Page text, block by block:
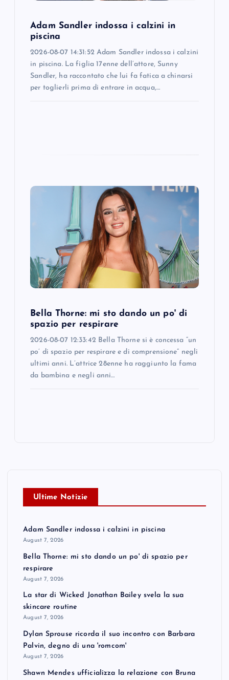
Adam Sandler indossa i calzini in
piscina
2026-08-07 14:31:52 Adam Sandler indossa i calzini
in piscina. La figlia 17enne dell’attore, Sunny
Sandler, ha raccontato che lui fa fatica a chinarsi
per toglierli prima di entrare in acqua,…
Bella Thorne: mi sto dando un po' di
spazio per respirare
2026-08-07 12:33:42 Bella Thorne si è concessa “un
po’ di spazio per respirare e di comprensione” negli
ultimi anni. L’attrice 28enne ha raggiunto la fama
da bambina e negli anni…
Ultime Notizie
Adam Sandler indossa i calzini in piscina
August 7, 2026
Bella Thorne: mi sto dando un po' di spazio per
respirare
August 7, 2026
La star di Wicked Jonathan Bailey svela la sua
skincare routine
August 7, 2026
Dylan Sprouse ricorda il suo incontro con Barbara
Palvin, degno di una 'romcom'
August 7, 2026
Shawn Mendes ufficializza la relazione con Bruna